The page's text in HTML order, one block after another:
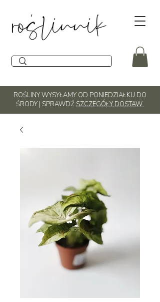
ROŚLINY WYSYŁAMY OD PONIEDZIAŁKU DO
ŚRODY | SPRAWDŹ SZCZEGÓŁY DOSTAW